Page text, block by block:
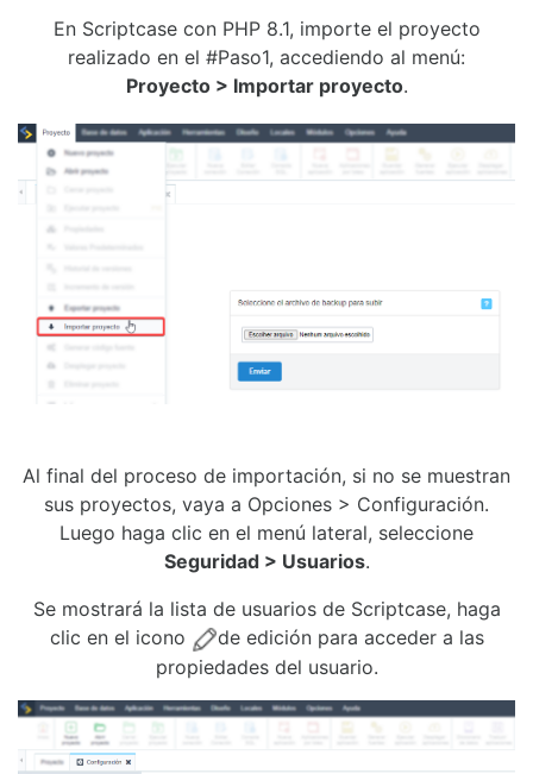
En Scriptcase con PHP 8.1, importe el proyecto
realizado en el #Paso1, accediendo al menú:
Proyecto > Importar proyecto.
Al final del proceso de importación, si no se muestran
sus proyectos, vaya a Opciones > Configuración.
Luego haga clic en el menú lateral, seleccione
Seguridad > Usuarios.
Se mostrará la lista de usuarios de Scriptcase, haga
clic en el icono
de edición para acceder a las
propiedades del usuario.